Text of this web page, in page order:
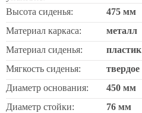
Высота сиденья:
475 мм
Материал каркаса:
металл
Материал сиденья:
пластик
Мягкость сиденья:
твердое
Диаметр основания:
450 мм
Диаметр стойки:
76 мм